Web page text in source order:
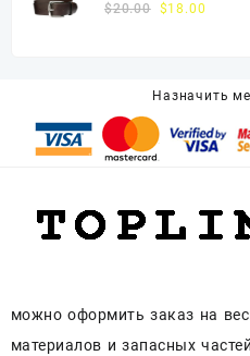
$20.00 $18.00
Назначить
можно оформить заказ на
материалов и запасных